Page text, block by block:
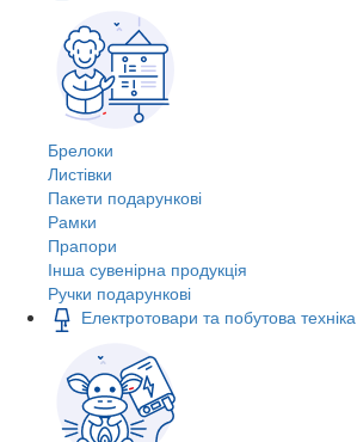
Брелоки
Листівки
Пакети подарункові
Рамки
Прапори
Інша сувенірна продукція
Ручки подарункові
Електротовари та побутова техніка